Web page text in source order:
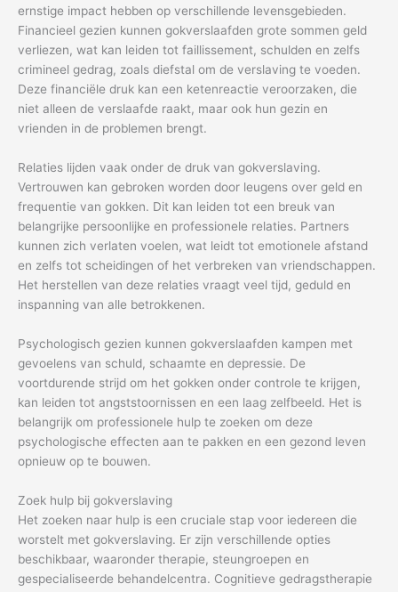
ernstige impact hebben op verschillende levensgebieden.
Financieel gezien kunnen gokverslaafden grote sommen geld
verliezen, wat kan leiden tot faillissement, schulden en zelfs
crimineel gedrag, zoals diefstal om de verslaving te voeden.
Deze financiële druk kan een ketenreactie veroorzaken, die
niet alleen de verslaafde raakt, maar ook hun gezin en
vrienden in de problemen brengt.
Relaties lijden vaak onder de druk van gokverslaving.
Vertrouwen kan gebroken worden door leugens over geld en
frequentie van gokken. Dit kan leiden tot een breuk van
belangrijke persoonlijke en professionele relaties. Partners
kunnen zich verlaten voelen, wat leidt tot emotionele afstand
en zelfs tot scheidingen of het verbreken van vriendschappen.
Het herstellen van deze relaties vraagt veel tijd, geduld en
inspanning van alle betrokkenen.
Psychologisch gezien kunnen gokverslaafden kampen met
gevoelens van schuld, schaamte en depressie. De
voortdurende strijd om het gokken onder controle te krijgen,
kan leiden tot angststoornissen en een laag zelfbeeld. Het is
belangrijk om professionele hulp te zoeken om deze
psychologische effecten aan te pakken en een gezond leven
opnieuw op te bouwen.
Zoek hulp bij gokverslaving
Het zoeken naar hulp is een cruciale stap voor iedereen die
worstelt met gokverslaving. Er zijn verschillende opties
beschikbaar, waaronder therapie, steungroepen en
gespecialiseerde behandelcentra. Cognitieve gedragstherapie